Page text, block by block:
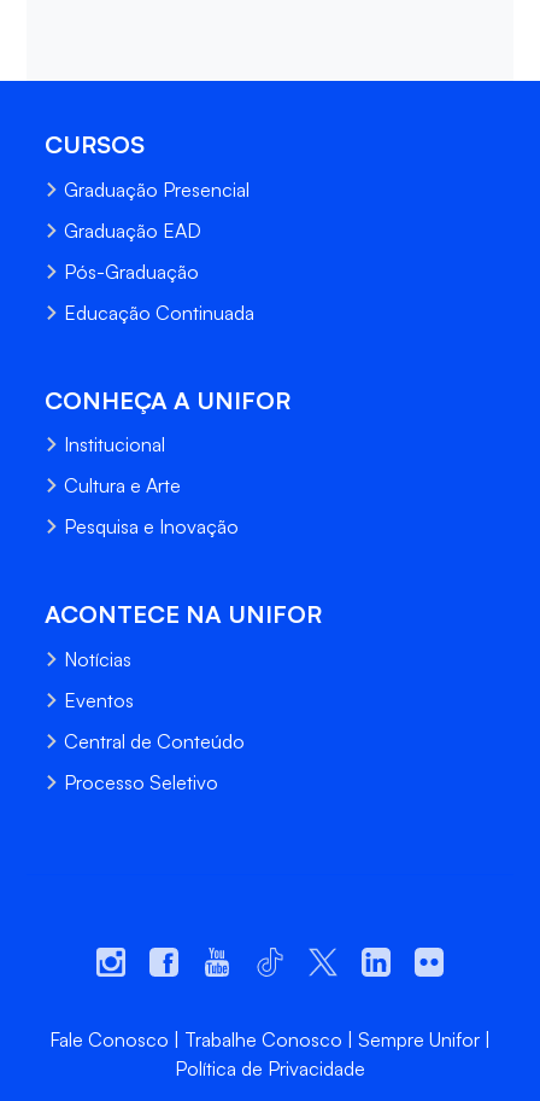
CURSOS
Graduação Presencial
Graduação EAD
Pós-Graduação
Educação Continuada
CONHEÇA A UNIFOR
Institucional
Cultura e Arte
Pesquisa e Inovação
ACONTECE NA UNIFOR
Notícias
Eventos
Central de Conteúdo
Processo Seletivo
Fale Conosco Trabalhe Conosco
Sempre Unifor
Política de Privacidade